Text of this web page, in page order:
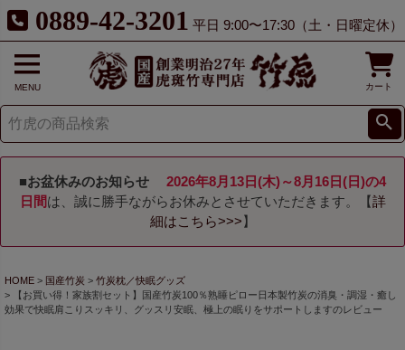
0889-42-3201 平日 9:00〜17:30（土・日曜定休）
MENU カート
■お盆休みのお知らせ
2026年8月13日(木)～8月16日(日)の4
日間は、誠に勝手ながらお休みとさせていただきます。【詳
細はこちら>>> 】
HOME 国産竹炭
竹炭枕／快眠グッズ
【お買い得！家族割セット】国産竹炭100％熟睡ピロー日本製竹炭の消臭・調湿・癒し
効果で快眠肩こりスッキリ、グッスリ安眠、極上の眠りをサポートしますのレビュー